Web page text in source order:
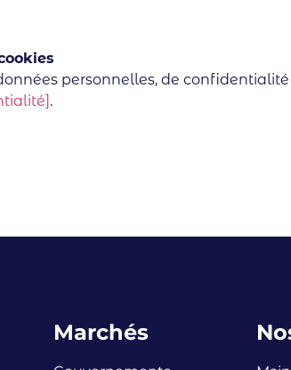
personnelles, de confidentialité
.
Marchés